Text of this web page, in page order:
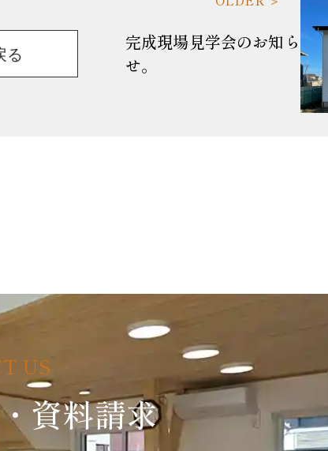
完成現場見学会のお知ら
せ。
る
資料請求